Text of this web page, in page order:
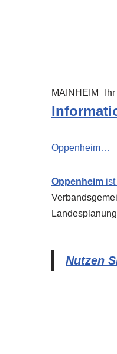
MAINHEIM
Oppenheim…
Oppenheim
Nutzen